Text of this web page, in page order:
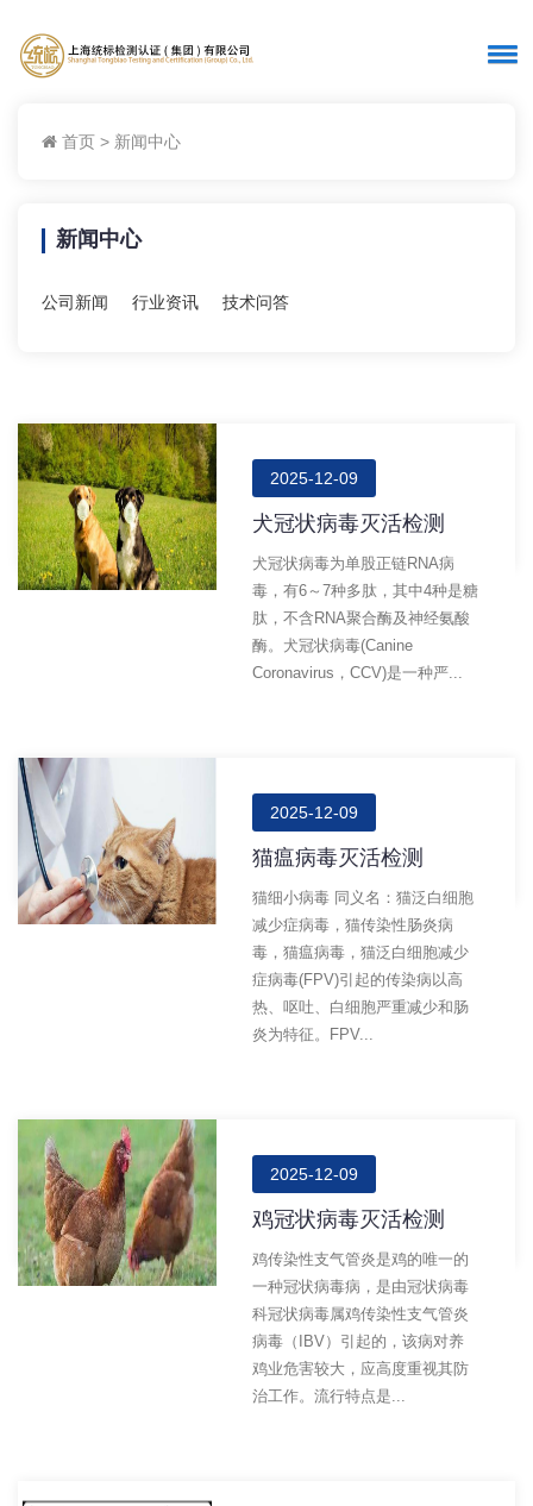
首页 > 新闻中心
新闻中心
公司新闻 行业资讯 技术问答
2025-12-09
犬冠状病毒灭活检测
犬冠状病毒为单股正链RNA病
毒，有6～7种多肽，其中4种是糖
肽，不含RNA聚合酶及神经氨酸
酶。犬冠状病毒(canine
Coronavirus，CCV)是一种严...
2025-12-09
猫瘟病毒灭活检测
猫细小病毒 同义名：猫泛白细胞
减少症病毒，猫传染性肠炎病
毒，猫瘟病毒，猫泛白细胞减少
症病毒(FPV)引起的传染病以高
热、呕吐、白细胞严重减少和肠
炎为特征。FPV...
2025-12-09
鸡冠状病毒灭活检测
鸡传染性支气管炎是鸡的唯一的
一种冠状病毒病，是由冠状病毒
科冠状病毒属鸡传染性支气管炎
病毒（IBV）引起的，该病对养
鸡业危害较大，应高度重视其防
治工作。流行特点是...